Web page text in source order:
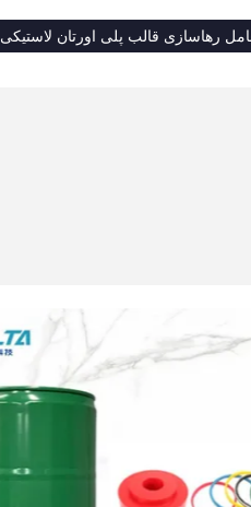
رهاسازی قالب پلی اورتان لاستیکی